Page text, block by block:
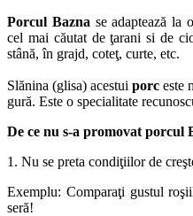
Porcul Bazna se adaptează la
cel mai căutat de ţarani si de
stână, în grajd, coteţ, curte, etc.
Slănina (glisa) acestuiporc este
gură. Este o specialitate
De ce nu s-a promovat porcul
1. Nu se preta condiţiilor de
Exemplu: Comparaţi gustul
seră!